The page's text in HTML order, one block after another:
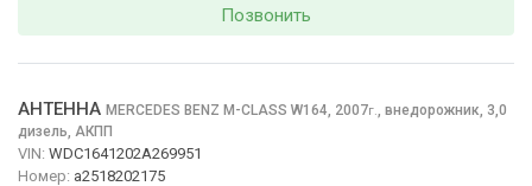
Позвонить
АНТЕННА MERCEDES BENZ M-CLASS W164, 2007г., внедорожник, 3,0
дизель, АКПП
VIN: WDC1641202A269951
Номер: a2518202175